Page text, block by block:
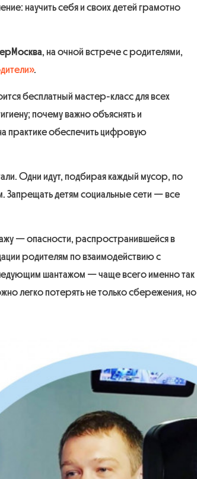
научить себя и своих детей грамотно
, на очной встрече с родителями,
.
бесплатный мастер-класс для всех
почему важно объяснять и
практике обеспечить цифровую
Одни идут, подбирая каждый мусор, по
Запрещать детям социальные сети — все
— опасности, распространившейся в
родителям по взаимодействию с
шантажом — чаще всего именно так
легко потерять не только сбережения, но